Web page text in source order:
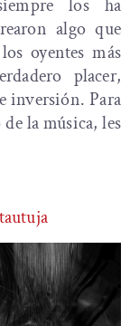
los ha
algo que
oyentes más
placer,
inversión. Para
la música, les